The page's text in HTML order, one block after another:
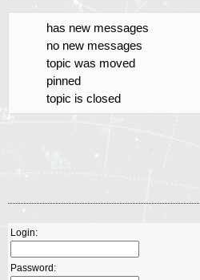
has new messages
no new messages
topic was moved
pinned
topic is closed
Login:
Password: